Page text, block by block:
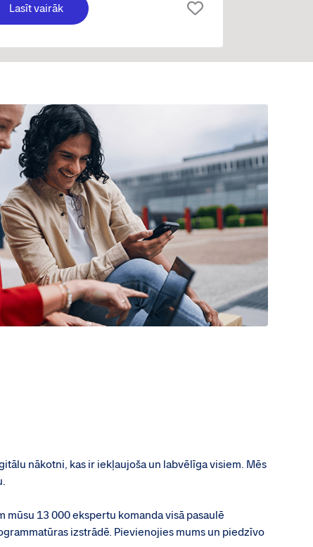
Lasīt vairāk
nākotni, kas ir iekļaujoša un labvēlīga visiem. Mēs
13 000 ekspertu komanda visā pasaulē
izstrādē. Pievienojies mums un piedzīvo